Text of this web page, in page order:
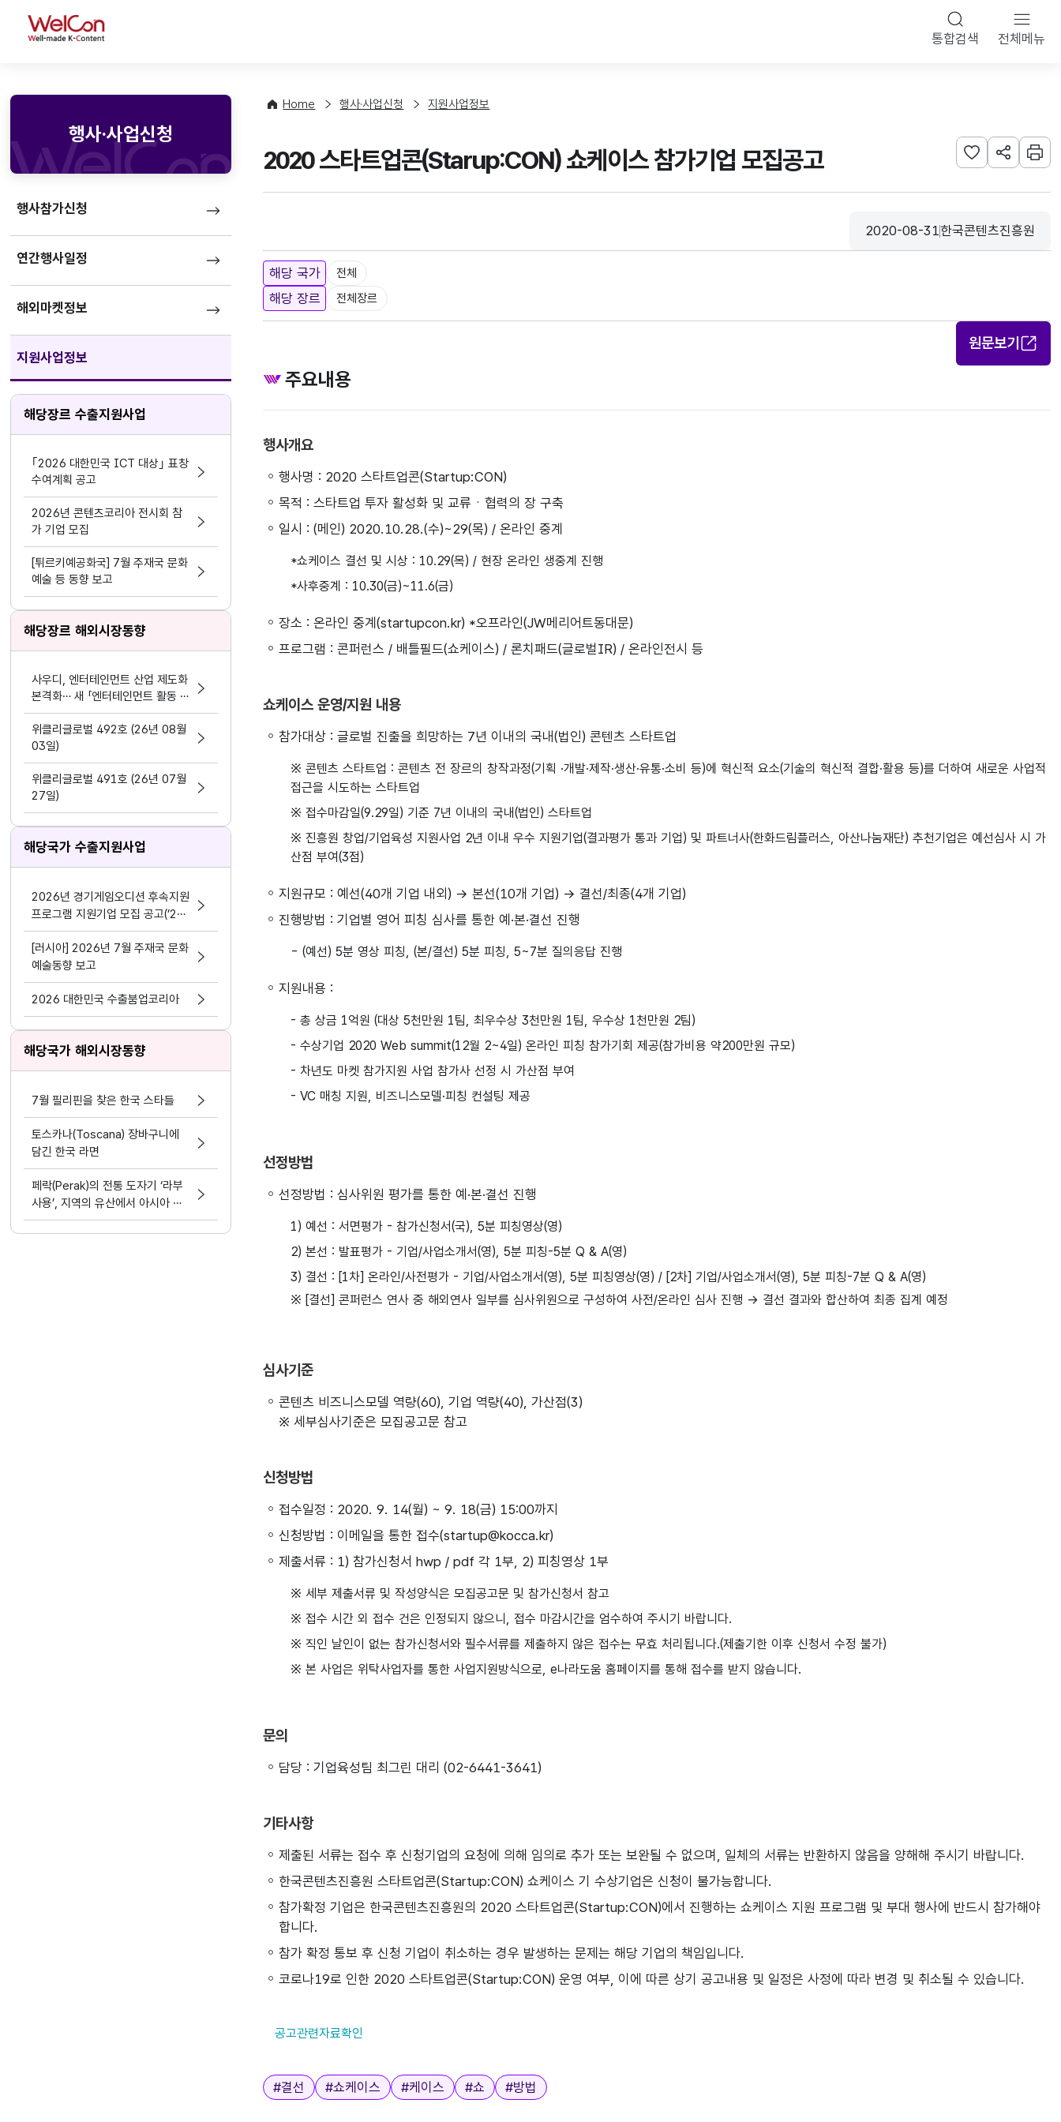
WelCon 통합검색 전체메뉴
행사·사업신청
행사참가신청
연간행사일정
해외마켓정보
지원사업정보
해당장르 수출지원사업
｢2026 대한민국 ICT 대상｣ 표창
수여계획 공고
2026년 콘텐츠코리아 전시회 참
가 기업 모집
[튀르키예공화국] 7월 주재국 문화
예술 등 동향 보고
해당장르 해외시장동향
사우디, 엔터테인먼트 산업 제도화
본격화… 새 「엔터테인먼트 활동 및
지원 활동법」 제정
위클리글로벌 492호 (26년 08월
03일)
위클리글로벌 491호 (26년 07월
27일)
해당국가 수출지원사업
2026년 경기게임오디션 후속지원
프로그램 지원기업 모집 공고(’24
~’25년 선정기업 대상)
[러시아] 2026년 7월 주재국 문화
예술동향 보고
2026 대한민국 수출붐업코리아
해당국가 해외시장동향
7월 필리핀을 찾은 한국 스타들
토스카나(Toscana) 장바구니에
담긴 한국 라면
페락(Perak)의 전통 도자기 ‘라부
사용’, 지역의 유산에서 아시아 문
화 교류의 가능성으로
Home 행사·사업신청 지원사업정보
2020 스타트업콘(Starup:CON) 쇼케이스 참가기업 모집공고 관심사 등록하기
URL 공유하
인쇄
등록일
2020-08-31
수집기관
한국콘텐츠진흥원
해당 국가 전체
해당 장르 전체장르
원문보기
주요내용
행사개요
행사명 : 2020 스타트업콘(Startup:CON)
목적 : 스타트업 투자 활성화 및 교류ㆍ협력의 장 구축
일시 : (메인) 2020.10.28.(수)~29(목) / 온라인 중계
*쇼케이스 결선 및 시상 : 10.29(목) / 현장 온라인 생중계 진행
*사후중계 : 10.30(금)~11.6(금)
장소 : 온라인 중계(startupcon.kr) *오프라인(JW메리어트동대문)
프로그램 : 콘퍼런스 / 배틀필드(쇼케이스) / 론치패드(글로벌IR) / 온라인전시 등
쇼케이스 운영/지원 내용
참가대상 : 글로벌 진출을 희망하는 7년 이내의 국내(법인) 콘텐츠 스타트업
※ 콘텐츠 스타트업 : 콘텐츠 전 장르의 창작과정(기획 ·개발·제작·생산·유통·소비 등)에 혁신적 요소(기술의 혁신적 결합·활용 등)를 더하여 새로운 사업적
접근을 시도하는 스타트업
※ 접수마감일(9.29일) 기준 7년 이내의 국내(법인) 스타트업
※ 진흥원 창업/기업육성 지원사업 2년 이내 우수 지원기업(결과평가 통과 기업) 및 파트너사(한화드림플러스, 아산나눔재단) 추천기업은 예선심사 시 가
산점 부여(3점)
지원규모 : 예선(40개 기업 내외) → 본선(10개 기업) → 결선/최종(4개 기업)
진행방법 : 기업별 영어 피칭 심사를 통한 예·본·결선 진행
- (예선) 5분 영상 피칭, (본/결선) 5분 피칭, 5~7분 질의응답 진행
지원내용 :
- 총 상금 1억원 (대상 5천만원 1팀, 최우수상 3천만원 1팀, 우수상 1천만원 2팀)
- 수상기업 2020 Web summit(12월 2~4일) 온라인 피칭 참가기회 제공(참가비용 약200만원 규모)
- 차년도 마켓 참가지원 사업 참가사 선정 시 가산점 부여
- VC 매칭 지원, 비즈니스모델·피칭 컨설팅 제공
선정방법
선정방법 : 심사위원 평가를 통한 예·본·결선 진행
1) 예선 : 서면평가 - 참가신청서(국), 5분 피칭영상(영)
2) 본선 : 발표평가 - 기업/사업소개서(영), 5분 피칭-5분 Q & A(영)
3) 결선 : [1차] 온라인/사전평가 - 기업/사업소개서(영), 5분 피칭영상(영) / [2차] 기업/사업소개서(영), 5분 피칭-7분 Q & A(영)
※ [결선] 콘퍼런스 연사 중 해외연사 일부를 심사위원으로 구성하여 사전/온라인 심사 진행 → 결선 결과와 합산하여 최종 집계 예정
심사기준
콘텐츠 비즈니스모델 역량(60), 기업 역량(40), 가산점(3)
※ 세부심사기준은 모집공고문 참고
신청방법
접수일정 : 2020. 9. 14(월) ~ 9. 18(금) 15:00까지
신청방법 : 이메일을 통한 접수(startup@kocca.kr)
제출서류 : 1) 참가신청서 hwp / pdf 각 1부, 2) 피칭영상 1부
※ 세부 제출서류 및 작성양식은 모집공고문 및 참가신청서 참고
※ 접수 시간 외 접수 건은 인정되지 않으니, 접수 마감시간을 엄수하여 주시기 바랍니다.
※ 직인 날인이 없는 참가신청서와 필수서류를 제출하지 않은 접수는 무효 처리됩니다.(제출기한 이후 신청서 수정 불가)
※ 본 사업은 위탁사업자를 통한 사업지원방식으로, e나라도움 홈페이지를 통해 접수를 받지 않습니다.
문의
담당 : 기업육성팀 최그린 대리 (02-6441-3641)
기타사항
제출된 서류는 접수 후 신청기업의 요청에 의해 임의로 추가 또는 보완될 수 없으며, 일체의 서류는 반환하지 않음을 양해해 주시기 바랍니다.
한국콘텐츠진흥원 스타트업콘(Startup:CON) 쇼케이스 기 수상기업은 신청이 불가능합니다.
참가확정 기업은 한국콘텐츠진흥원의 2020 스타트업콘(Startup:CON)에서 진행하는 쇼케이스 지원 프로그램 및 부대 행사에 반드시 참가해야
합니다.
참가 확정 통보 후 신청 기업이 취소하는 경우 발생하는 문제는 해당 기업의 책임입니다.
코로나19로 인한 2020 스타트업콘(Startup:CON) 운영 여부, 이에 따른 상기 공고내용 및 일정은 사정에 따라 변경 및 취소될 수 있습니다.
공고관련자료확인
태그
#결선 #쇼케이스 #케이스 #쇼 #방법